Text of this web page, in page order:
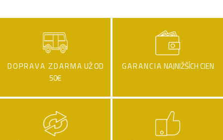
DOPRAVA ZDARMA UŽ OD
50€
GARANCIA NAJNIŽŠÍCH CIEN